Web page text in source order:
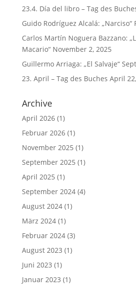
23.4. Día del libro – Tag des
Guido Rodríguez Alcalá: „Narciso“
Carlos Martín Noguera Bazzano:
Macario“ November 2, 2025
Guillermo Arriaga: „El Salvaje“
23. April – Tag des Buches April
Archive
April 2026(1)
Februar 2026(1)
November 2025 (1)
September 2025 (1)
April 2025 (1)
September 2024(4)
August 2024(1)
März 2024(1)
Februar 2024(3)
August 2023 (1)
Juni 2023 (1)
Januar 2023 (1)